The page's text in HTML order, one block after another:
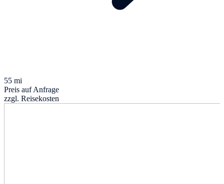
55 mi
Preis auf Anfrage
zzgl. Reisekosten